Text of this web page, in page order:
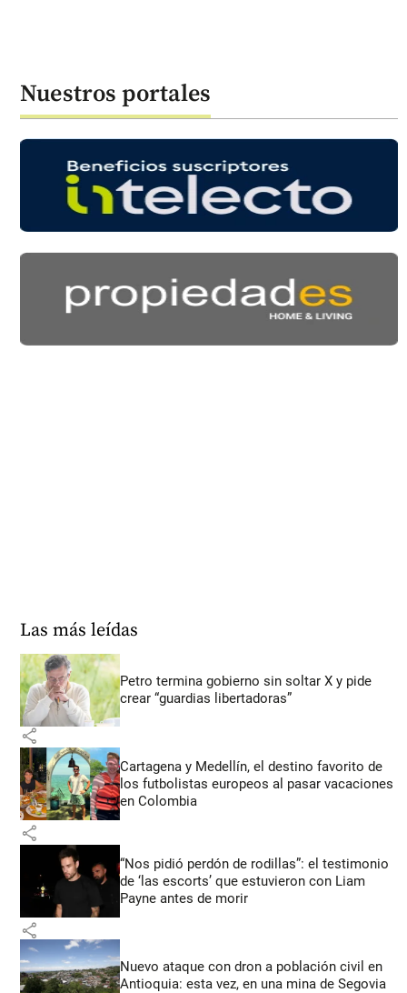
Nuestros portales
Las más leídas
Petro termina gobierno sin soltar X y pide
crear “guardias libertadoras”
share
Cartagena y Medellín, el destino favorito de
los futbolistas europeos al pasar vacaciones
en Colombia
share
“Nos pidió perdón de rodillas”: el testimonio
de ‘las escorts’ que estuvieron con Liam
Payne antes de morir
share
Nuevo ataque con dron a población civil en
Antioquia: esta vez, en una mina de Segovia